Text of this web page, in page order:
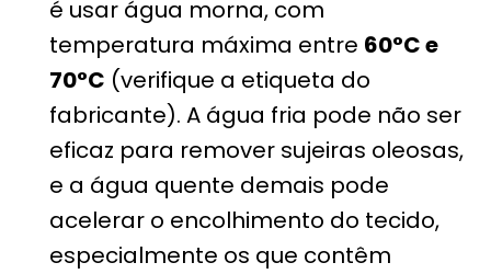
é usar água morna, com
temperatura máxima entre 60°C e
70°C (verifique a etiqueta do
fabricante). A água fria pode não ser
eficaz para remover sujeiras oleosas,
e a água quente demais pode
acelerar o encolhimento do tecido,
especialmente os que contêm